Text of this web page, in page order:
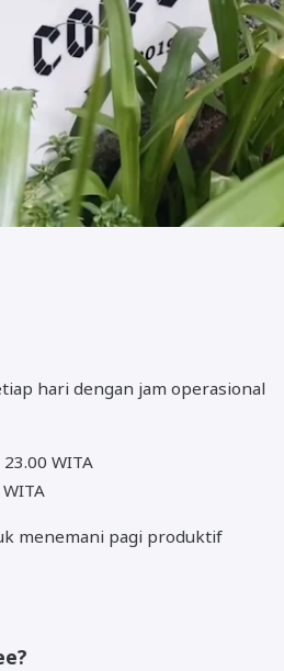
hari dengan jam operasional
WITA
menemani pagi produktif